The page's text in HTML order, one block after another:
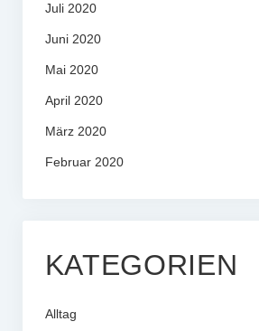
Juli 2020
Juni 2020
Mai 2020
April 2020
März 2020
Februar 2020
KATEGORIEN
Alltag